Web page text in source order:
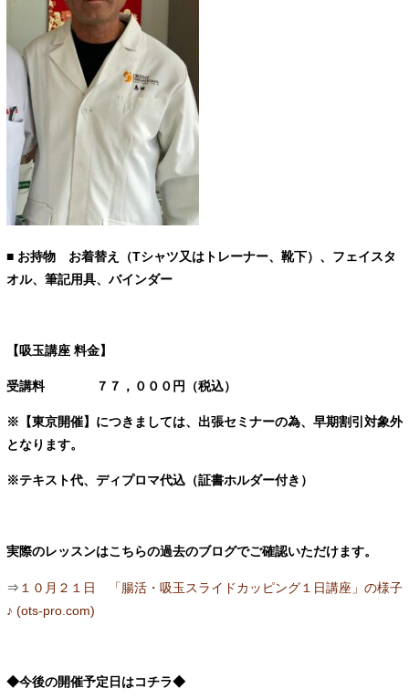
■ お持物 お着替え（Tシャツ又はトレーナー、靴下）、フェイスタ
オル、筆記用具、バインダー
【吸玉講座 料金】
受講料 ７７，０００円（税込）
※【東京開催】につきましては、出張セミナーの為、早期割引対象外
となります。
※テキスト代、ディプロマ代込（証書ホルダー付き）
実際のレッスンはこちらの過去のブログでご確認いただけます。
⇒ １０月２１日 「腸活・吸玉スライドカッピング１日講座」の様子
♪ (ots-pro.com)
◆今後の開催予定日はコチラ◆